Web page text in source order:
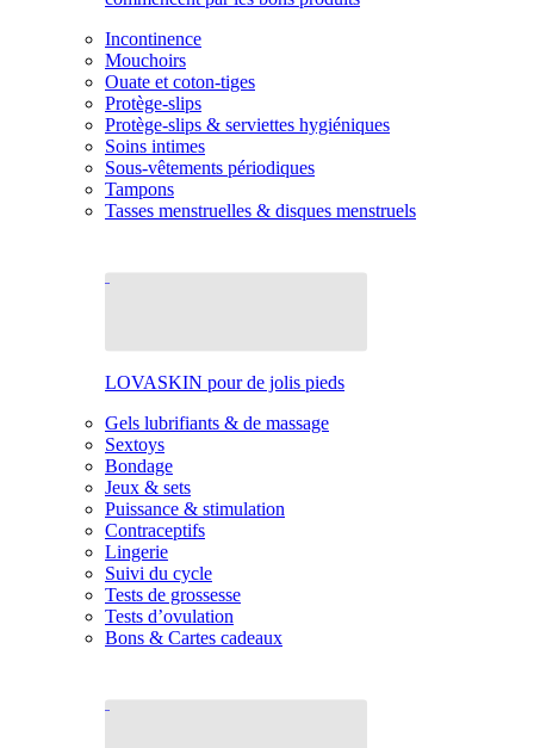
Incontinence
Mouchoirs
Ouate et coton-tiges
Protège-slips
Protège-slips & serviettes hygiéniques
Soins intimes
Sous-vêtements périodiques
Tampons
Tasses menstruelles & disques menstruels
LOVASKIN pour de jolis pieds
Gels lubrifiants & de massage
Sextoys
Bondage
Jeux & sets
Puissance & stimulation
Contraceptifs
Lingerie
Suivi du cycle
Tests de grossesse
Tests d’ovulation
Bons & Cartes cadeaux